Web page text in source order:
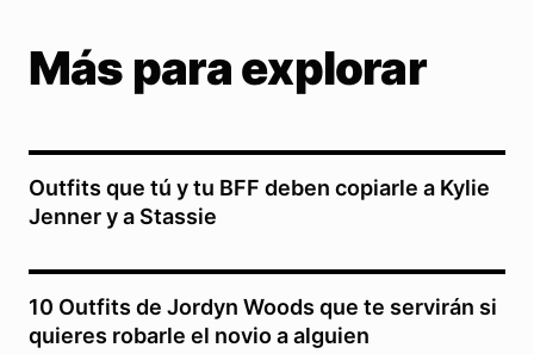
Más para explorar
Outfits que tú y tu BFF deben copiarle a Kylie
Jenner y a Stassie
10 Outfits de Jordyn Woods que te servirán si
quieres robarle el novio a alguien